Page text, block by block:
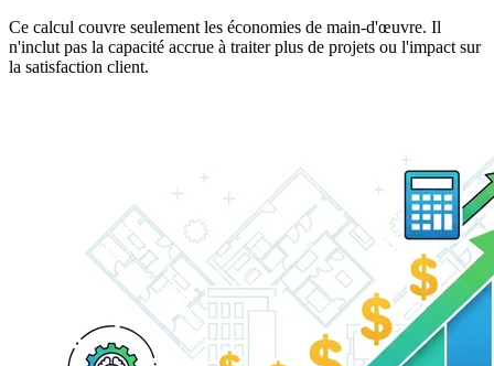
Ce calcul couvre seulement les économies de main-d'œuvre. Il
n'inclut pas la capacité accrue à traiter plus de projets ou l'impact sur
la satisfaction client.